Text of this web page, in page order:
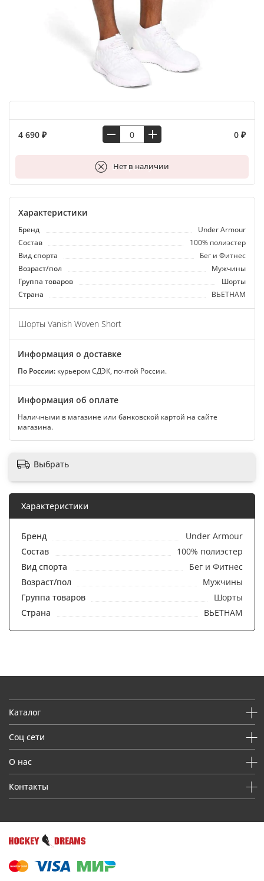
4 690 ₽ 0 ₽
Нет в наличии
В корзину
Характеристики
Бренд
Under Armour
Состав
100% полиэстер
Вид спорта
Бег и Фитнес
Возраст/пол
Мужчины
Группа товаров
Шорты
Страна
ВЬЕТНАМ
Шорты Vanish Woven Short
Информация о доставке
По России: курьером СДЭК, почтой России.
Информация об оплате
Наличными в магазине или банковской картой на сайте
магазина.
Выбрать
Характеристики
Бренд
Under Armour
Состав
100% полиэстер
Вид спорта
Бег и Фитнес
Возраст/пол
Мужчины
Группа товаров
Шорты
Страна
ВЬЕТНАМ
Каталог
Соц сети
О нас
Контакты